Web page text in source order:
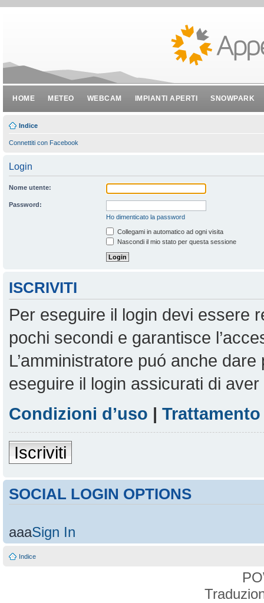
HOME METEO WEBCAM IMPIANTI APERTI SNOWPARK
Indice
Connettiti con Facebook
Login
Nome utente:
Password:
Ho dimenticato la password
Collegami in automatico ad ogni visita
Nascondi il mio stato per questa sessione
ISCRIVITI
Per eseguire il login devi essere
pochi secondi e garantisce
L’amministratore puó anche
eseguire il login assicurati di
Condizioni d’uso |
Iscriviti
SOCIAL LOGIN OPTIONS
aaaSign In
Indice